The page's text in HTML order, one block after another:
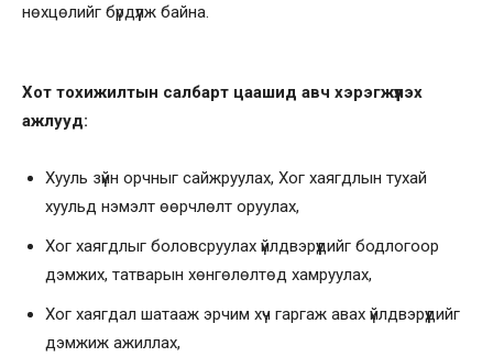
нөхцөлийг бүрдүүлж байна.
Хот тохижилтын салбарт цаашид авч хэрэгжүүлэх
ажлууд:
Хууль зүйн орчныг сайжруулах, Хог хаягдлын тухай
хуульд нэмэлт өөрчлөлт оруулах,
Хог хаягдлыг боловсруулах үйлдвэрүүдийг бодлогоор
дэмжих, татварын хөнгөлөлтөд хамруулах,
Хог хаягдал шатааж эрчим хүч гаргаж авах үйлдвэрүүдийг
дэмжиж ажиллах,